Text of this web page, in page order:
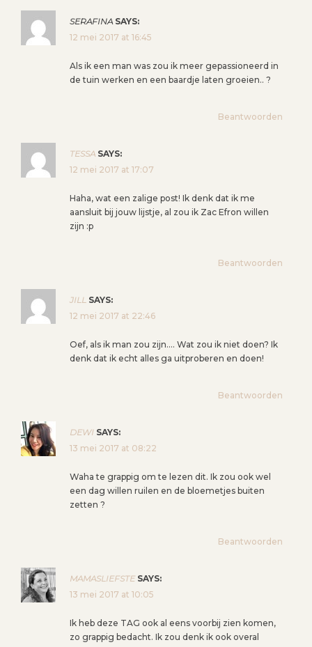
SERAFINA SAYS:
12 mei 2017 at 16:45
Als ik een man was zou ik meer gepassioneerd in
de tuin werken en een baardje laten groeien.. ?
Beantwoorden
TESSA SAYS:
12 mei 2017 at 17:07
Haha, wat een zalige post! Ik denk dat ik me
aansluit bij jouw lijstje, al zou ik Zac Efron willen
zijn :p
Beantwoorden
JILL SAYS:
12 mei 2017 at 22:46
Oef, als ik man zou zijn…. Wat zou ik niet doen? Ik
denk dat ik echt alles ga uitproberen en doen!
Beantwoorden
DEWI SAYS:
13 mei 2017 at 08:22
Waha te grappig om te lezen dit. Ik zou ook wel
een dag willen ruilen en de bloemetjes buiten
zetten ?
Beantwoorden
MAMASLIEFSTE SAYS:
13 mei 2017 at 10:05
Ik heb deze TAG ook al eens voorbij zien komen,
zo grappig bedacht. Ik zou denk ik ook overal